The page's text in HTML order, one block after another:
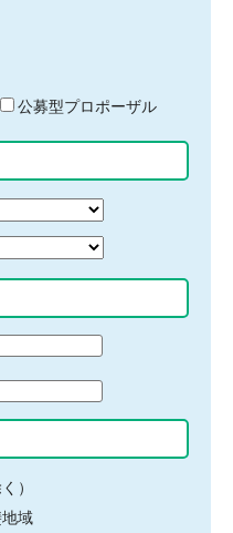
公募型プロポーザル
）
域